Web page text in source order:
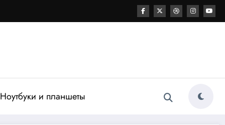
Ноутбуки и планшеты